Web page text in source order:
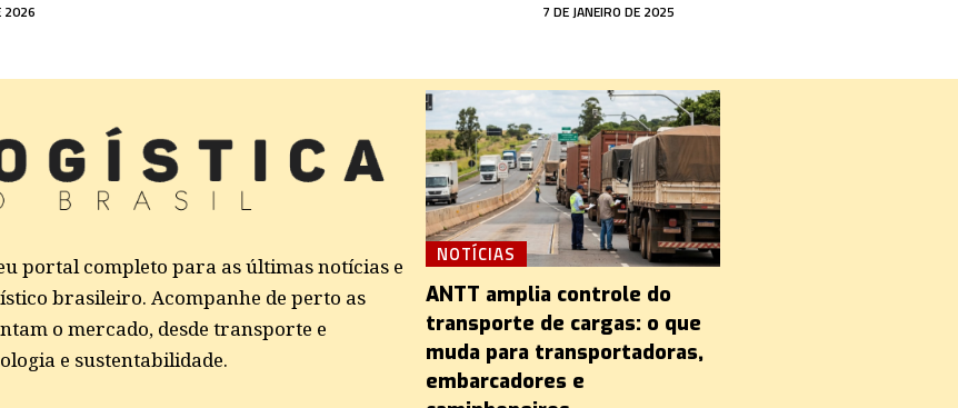
2026 7 DE JANEIRO DE 2025
portal completo para as últimas notícias e
brasileiro. Acompanhe de perto as
o mercado, desde transporte e
e sustentabilidade.
NOTÍCIAS
ANTT amplia controle do
transporte de cargas: o que
muda para transportadoras,
embarcadores e